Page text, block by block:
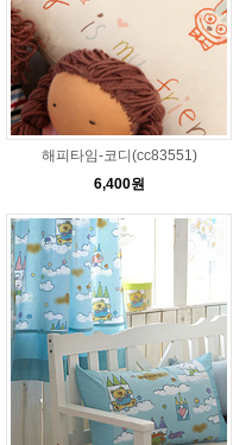
해피타임-코디(cc83551)
6,400원